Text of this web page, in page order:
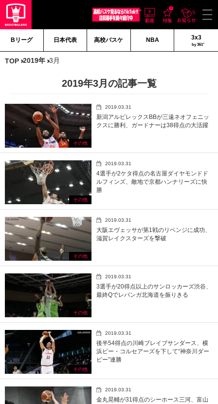
Bリーグ 日本代表 高校バスケ NBA 3x3
by 361°
TOP 2019年 3月
2019年3月の記事一覧
その他
2019.03.31
新潟アルビレックスBBが三遠ネオフェニッ
クスに勝利、ガードナーは38得点の大活躍
その他
2019.03.31
4選手が2ケタ得点の名古屋ダイヤモンドド
ルフィンズ、敵地で京都ハンナリーズに快
勝
その他
2019.03.31
大阪エヴェッサが第1戦のリベンジに成功、
滋賀レイクスターズを撃破
その他
2019.03.31
3選手が20得点以上のサンロッカーズ渋谷、
最終Qでレバンガ北海道を振りきる
その他
2019.03.31
後半54得点の川崎ブレイブサンダース、横
浜ビー・コルセアーズを下して“神奈川ダー
ビー”連勝
2019.03.31
金丸晃輔が31得点のシーホース三河、富山